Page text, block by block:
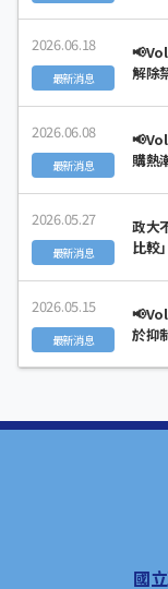
2026.06.18
最新消息
解除
市場
2026.06.08
最新消息
購熱
2026.05.27
最新消息
政大
比較
2026.05.15
最新消息
於抑
國